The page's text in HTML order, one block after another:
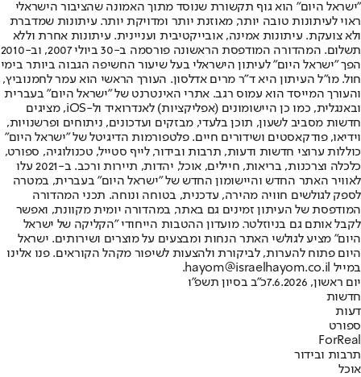
"ישראל היום" הוא גוף תקשורת שנוסד מתוך האמונה שהציבור הישראלי
ראוי לעיתונות טובה יותר, מאוזנת יותר ומדויקת יותר. עיתונות שמדברת
ולא צועקת. עיתונות אמינה, אובייקטיבית ועניינית. עיתונות אחרת וללא
תשלום. המהדורה המודפסת הראשונה פורסמה ב-30 ביולי 2007, וב-2010
הפך "ישראל היום" לעיתון הישראלי בעל שיעור החשיפה הגבוה ביותר בימי
חול. מו"ל העיתון היא ד"ר מרים אדלסון. העורך הראשי הוא עמר לחמנוביץ,
והעורך המייסד הוא עמוס רגב. אתרי האינטרנט של "ישראל היום" בעברית
ובאנגלית, כמו כן היישומונים (אפליקציות) לאנדרואיד ול-iOS, מציגים
חדשות מסביב לשעון, תוכן בלעדי, מבזקים ועדכונים, ניתוחים ופרשנויות,
וידיאו, פודקאסטים ושידורים חיים. פלטפורמות הדיגיטל של "ישראל היום"
כוללות ערוצי חדשות ודעות, תרבות ובידור, לייף סטייל, טכנולוגיה, ספורט,
כלכלה וצרכנות, בריאות, חיילים, אוכל, יהדות, תיירות ורכב. ב-2021 עלו
לאוויר האתר החדש והיישומון החדש של "ישראל היום" בעברית, במטרה
לספק לגולשים חוויה מהירה, עדכנית, בטוחה ונוחה. תכני המהדורה
המודפסת של העיתון זמינים גם באתר, במהדורה יומית מקוונת, ואפשר
לקבל אותם גם בניוזלטר. מועדון ההטבות הייחודי "הקליקה של ישראל
היום" מציע לגולשי האתר הנחות ומבצעים על מוצרים ושירותים. ישראל
היום פתוח להערות, לביקורת ולהצעות לשיפור מקהל הקוראים. פנו אלינו
במייל hayom@israelhayom.co.il.
יום ראשון, 7.6.2026
כ"ב בסיון תשפ"ו
חדשות
דעות
ספורט
ForReal
תרבות ובידור
אוכל